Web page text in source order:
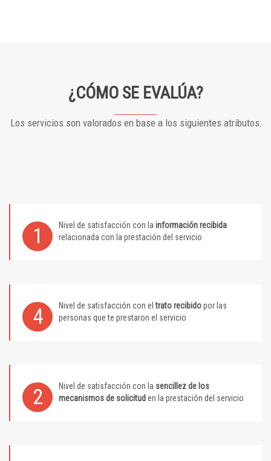
¿CÓMO SE EVALÚA?
Los servicios son valorados en base a los siguientes atributos:
1 Nivel de satisfacción con la información recibida
relacionada con la prestación del servicio
4 Nivel de satisfacción con eltrato recibidopor las
personas que te prestaron el servicio
2 Nivel de satisfacción con la sencillez de los
mecanismos de solicitud en la prestación del servicio